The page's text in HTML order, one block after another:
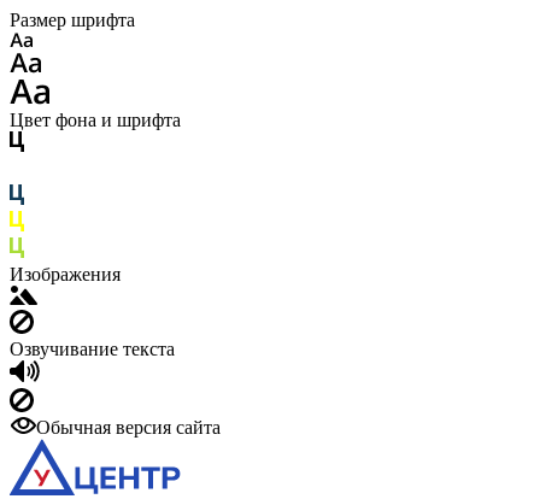
Размер шрифта
Цвет фона и шрифта
Изображения
Озвучивание текста
Обычная версия сайта